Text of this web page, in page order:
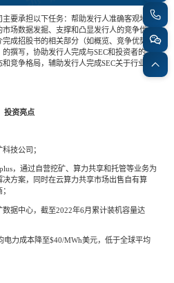
要承担以下任务：帮助发行人准确客观地认
场数据发掘、支撑和凸显发行人的竞争优
成招股书的相关部分（如概览、竞争优势与
撰写，协助发行人完成与SEC和投资者的沟
竞争格局，辅助发行人完成SEC关于行业方
投资亮点
技公司；
，通过自营挖矿、算力共享和托管等业务为
方案，同时在云算力共享市场出售自有算
据中心，截至2022年6月累计装机容量达
电力成本降至$40/MWh美元，低于全球平均